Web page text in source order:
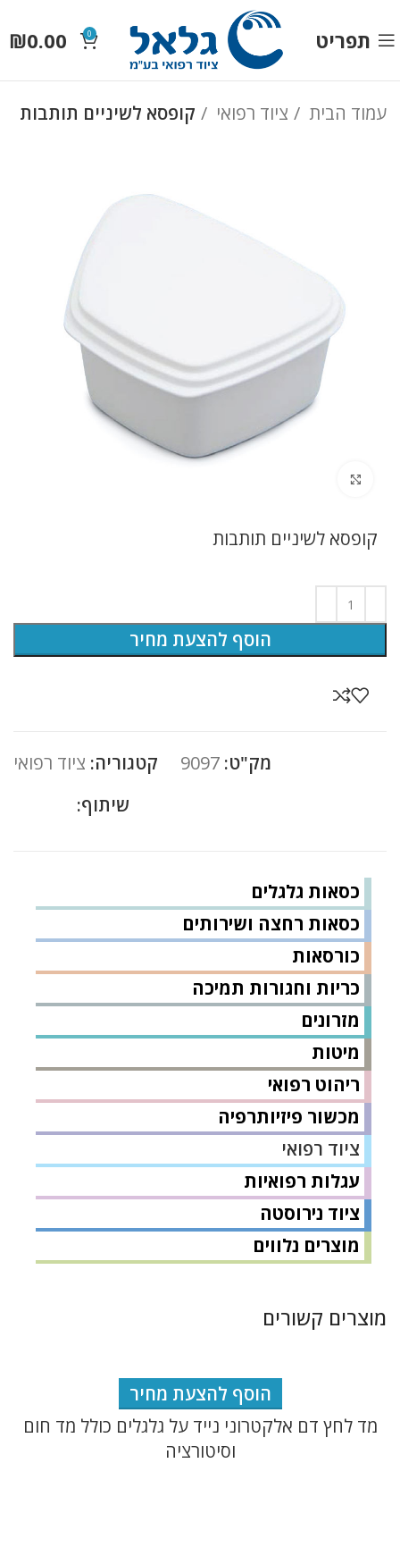
תפריט 0
₪0.00
עמוד הבית ציוד רפואי קופסא לשיניים תותבות
כסאות גלגלים
כסאות רחצה ושירותים
כורסאות
כריות וחגורות תמיכה
מזרונים
מיטות
ריהוט רפואי
מכשור פיזיותרפיה
ציוד רפואי
עגלות רפואיות
ציוד נירוסטה
מוצרים נלווים
קופסא לשיניים תותבות
הוסף להצעת מחיר
מק"ט: 9097 קטגוריה: ציוד רפואי
שיתוף:
מוצרים קשורים
הוסף להצעת מחיר
מד לחץ דם אלקטרוני נייד על גלגלים כולל מד חום
וסיטורציה